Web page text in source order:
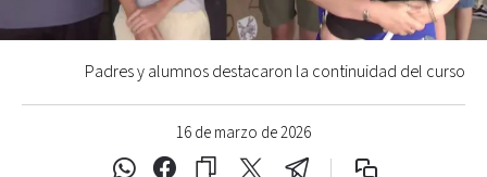
16 de marzo de 2026
Padres y alumnos destacaron la continuidad del curso